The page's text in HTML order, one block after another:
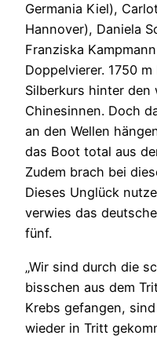
Germania Kiel),
Hannover), Daniela
Franziska
Doppelvierer. 1750
Silberkurs hinter den
Chinesinnen. Doch
an den Wellen
das Boot total aus
Zudem brach bei
Dieses Unglück
verwies das
fünf.
„Wir sind durch die
bisschen aus dem
Krebs gefangen,
wieder in Tritt